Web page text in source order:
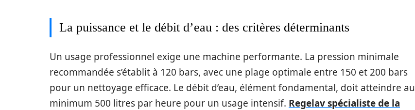
La puissance et le débit d’eau : des critères déterminants
Un usage professionnel exige une machine performante. La pression minimale
recommandée s’établit à 120 bars, avec une plage optimale entre 150 et 200 bars
pour un nettoyage efficace. Le débit d’eau, élément fondamental, doit atteindre au
minimum 500 litres par heure pour un usage intensif. Regelav spécialiste de la